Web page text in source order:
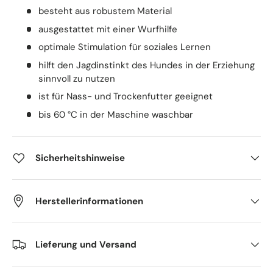
besteht aus robustem Material
ausgestattet mit einer Wurfhilfe
optimale Stimulation für soziales Lernen
hilft den Jagdinstinkt des Hundes in der Erziehung
sinnvoll zu nutzen
ist für Nass- und Trockenfutter geeignet
bis 60 °C in der Maschine waschbar
Sicherheitshinweise
Herstellerinformationen
Lieferung und Versand